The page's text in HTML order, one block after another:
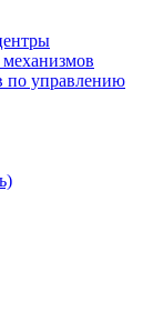
механизмов
по управлению